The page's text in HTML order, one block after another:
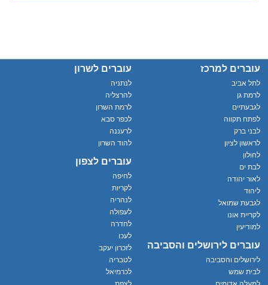
עוברים למרכז
לתל אביב
לרמת גן
לגבעתיים
לפתח תקווה
לבני ברק
לראשון לציון
לחולון
לבת ים
לאור יהודה
ליהוד
לגבעת שמואל
לקריית אונו
למודיעין
עוברים לירושלים והסביבה
לירושלים והסביבה
לבית שמש
עוברים לשרון
לנתניה
להרצליה
לרמת השרון
לכפר סבא
לרעננה
להוד השרון
עוברים לצפון
לחיפה
לקריות
לנהריה
לעפולה
לחדרה
לעכו
לזכרון יעקב
לטבריה
לכרמיאל